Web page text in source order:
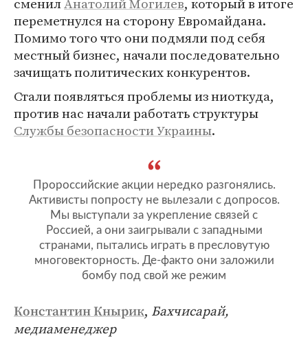
переметнулся на сторону Евромайдана.
Помимо того что они подмяли под себя
местный бизнес, начали последовательно
зачищать политических конкурентов.
Стали появляться проблемы из ниоткуда,
против нас начали работать структуры
Службы безопасности Украины.
Пророссийские акции нередко разгонялись.
Активисты попросту не вылезали с допросов.
Мы выступали за укрепление связей с
Россией, а они заигрывали с западными
странами, пытались играть в пресловутую
многовекторность. Де-факто они заложили
бомбу под свой же режим
Константин Кнырик, Бахчисарай,
медиаменеджер